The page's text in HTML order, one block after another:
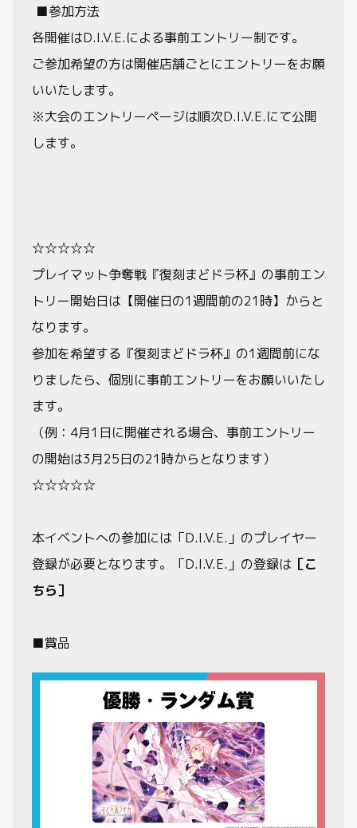
■参加方法
各開催はD.I.V.E.による事前エントリー制です。
ご参加希望の方は開催店舗ごとにエントリーをお願
いいたします。
※大会のエントリーページは順次D.I.V.E.にて公開
します。
☆☆☆☆☆
プレイマット争奪戦『復刻まどドラ杯』の事前エン
トリー開始日は【開催日の1週間前の21時】からと
なります。
参加を希望する『復刻まどドラ杯』の1週間前にな
りましたら、個別に事前エントリーをお願いいたし
ます。
（例：4月1日に開催される場合、事前エントリー
の開始は3月25日の21時からとなります）
☆☆☆☆☆
本イベントへの参加には「D.I.V.E.」のプレイヤー
登録が必要となります。「D.I.V.E.」の登録は ［こ
ちら］
■賞品